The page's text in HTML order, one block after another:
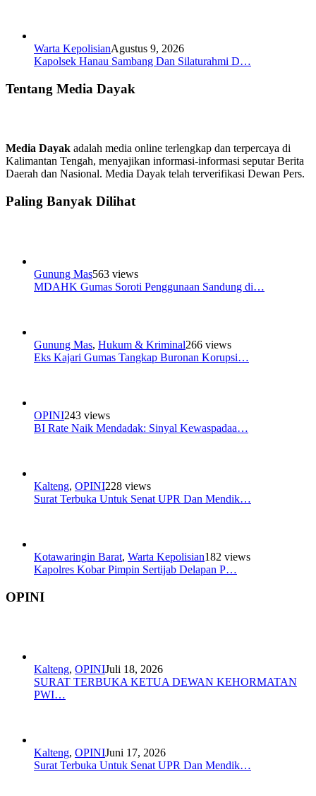
Warta KepolisianAgustus 9, 2026
Kapolsek Hanau Sambang Dan Silaturahmi D…
Tentang Media Dayak
Media Dayak adalah media online terlengkap dan terpercaya di
Kalimantan Tengah, menyajikan informasi-informasi seputar Berita
Daerah dan Nasional. Media Dayak telah terverifikasi Dewan Pers.
Paling Banyak Dilihat
Gunung Mas563 views
MDAHK Gumas Soroti Penggunaan Sandung di…
Gunung Mas, Hukum & Kriminal266 views
Eks Kajari Gumas Tangkap Buronan Korupsi…
OPINI243 views
BI Rate Naik Mendadak: Sinyal Kewaspadaa…
Kalteng, OPINI228 views
Surat Terbuka Untuk Senat UPR Dan Mendik…
Kotawaringin Barat, Warta Kepolisian182 views
Kapolres Kobar Pimpin Sertijab Delapan P…
OPINI
Kalteng, OPINIJuli 18, 2026
SURAT TERBUKA KETUA DEWAN KEHORMATAN
PWI…
Kalteng, OPINIJuni 17, 2026
Surat Terbuka Untuk Senat UPR Dan Mendik…